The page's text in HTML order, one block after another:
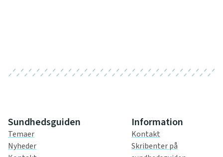
Sundhedsguiden
Temaer
Nyheder
Information
Kontakt
Skribenter på